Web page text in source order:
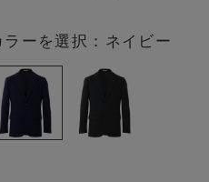
ラーを選択：ネイビー